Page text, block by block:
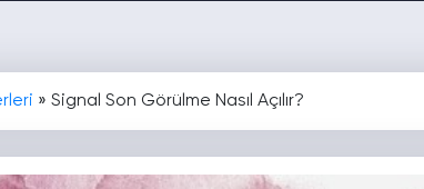
» Signal Son Görülme Nasıl Açılır?